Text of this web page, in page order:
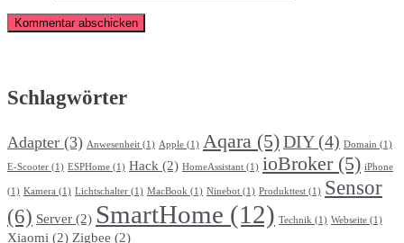
Schlagwörter
Adapter (3) Anwesenheit (1) Apple (1) Aqara (5)DIY(4) Domain (1)
E-Scooter (1) ESPHome (1) Hack (2) HomeAssistant (1) ioBroker(5) iPhone
(1) Kamera (1) Lichtschalter (1) MacBook (1) Ninebot (1) Produkttest (1) Sensor
(6) Server (2) SmartHome (12) Technik (1) Webseite (1)
Xiaomi (2) Zigbee (2)